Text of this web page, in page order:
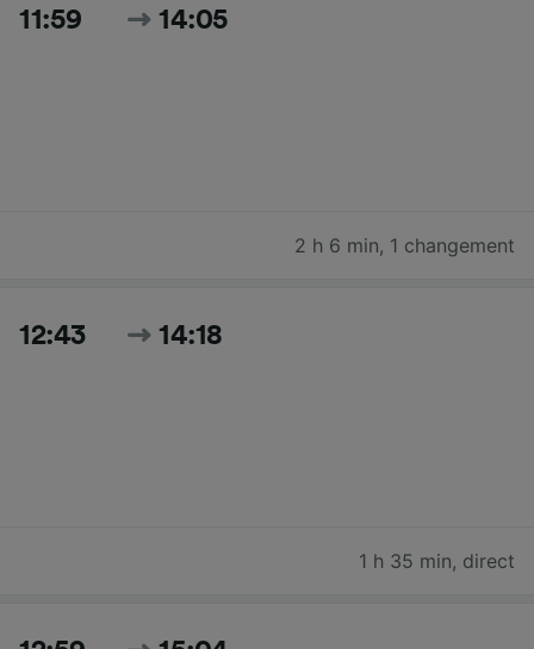
11:59 14:05
2 h 6 min, 1 changement
12:43 14:18
1 h 35 min, direct